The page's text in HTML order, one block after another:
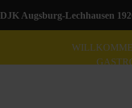
DJK Augsburg-Lechhausen